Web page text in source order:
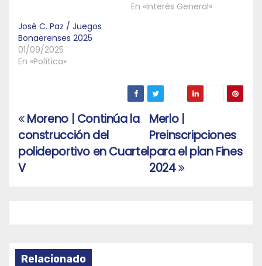
En «Interés General»
José C. Paz / Juegos
Bonaerenses 2025
01/09/2025
En «Política»
Navegación
de
entradas
Merlo |
Preinscripciones
para el plan Fines
2024
Moreno | Continúa la
construcción del
polideportivo en Cuartel
V
Relacionado